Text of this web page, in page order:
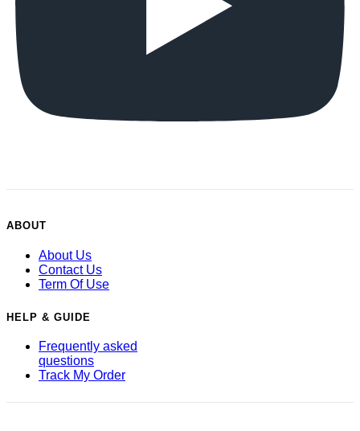
ABOUT
About Us
Contact Us
Term Of Use
HELP & GUIDE
Frequently asked
questions
Track My Order